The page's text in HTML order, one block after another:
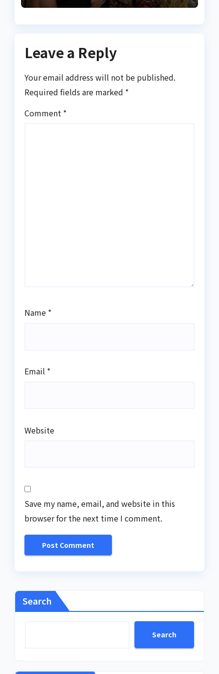
Leave a Reply
Your email address will not be published.
Required fields are marked *
Comment *
Name *
Email *
Website
Save my name, email, and website in this
browser for the next time I comment.
Search
Search